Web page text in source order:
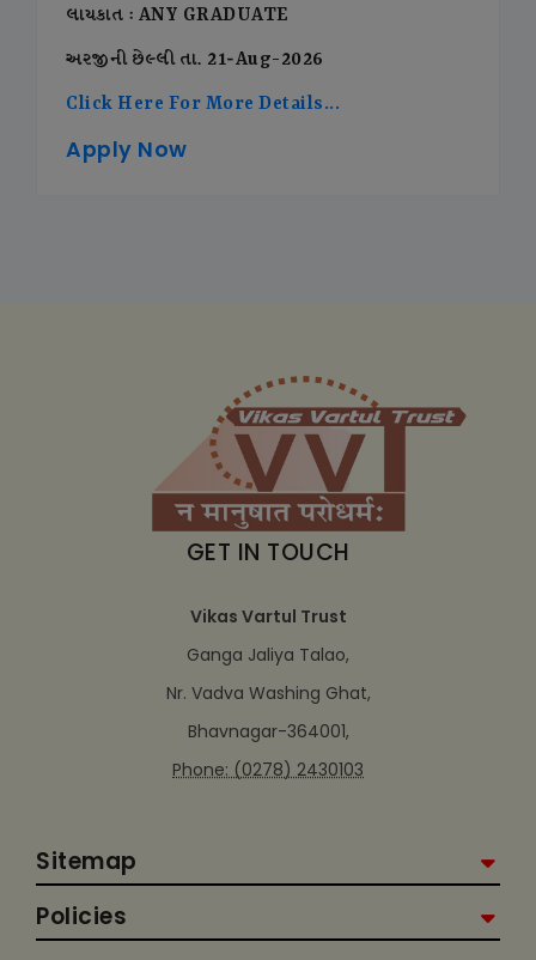
લાયકાત : ANY GRADUATE
અરજીની છેલ્લી તા. 21-Aug-2026
Click Here For More Details...
Apply Now
GET IN TOUCH
Vikas Vartul Trust
Ganga Jaliya Talao,
Nr. Vadva Washing Ghat,
Bhavnagar-364001,
Phone: (0278) 2430103
Sitemap
Policies